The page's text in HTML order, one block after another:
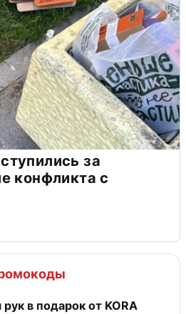
за
конфликта с
в подарок от KORA